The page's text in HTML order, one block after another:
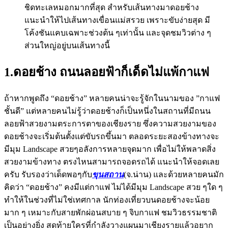
ชิดทะเลหมอกมากที่สุด สำหรับเส้นทางมาดอยช้าง
แนะนำให้ไปเส้นทางเขื่อนแม่สรวย เพราะขับง่ายสุด มี
โค้งชันแคบเฉพาะช่วงต้น ๆเท่านั้น และจุดชมวิวต่าง ๆ
ส่วนใหญ่อยู่บนเส้นทางนี้
1.ดอยช้าง ถนนลอยฟ้าก็เด็ดไม่แพ้กาแฟ
ถ้าหากพูดถึง “ดอยช้าง” หลายคนน่าจะรู้จักในนามของ ”กาแฟ
ชั้นดี” แต่หลายคนไม่รู้ว่าดอยช้างก็เป็นหนึ่งในสถานที่มีถนน
ลอยฟ้าสวยงามตระการตาของเชียงราย ซึ่งความสวยงามของ
ดอยช้างจะเริ่มต้นตั้งแต่ขับรถขึ้นมา ตลอดระยะสองข้างทางจะ
มีมุม Landscape สวยๆอลังการหลายจุดมาก เพื่อไม่ให้พลาดสิ่ง
สวยงามข้างทาง ตรงไหนสามารถจอดรถได้ แนะนำให้จอดเลย
ครับ รับรองว่าเด็ดพอๆกับขุนสถาน(จ.น่าน) และด้วยหลายคนมัก
คิดว่า “ดอยช้าง” คงมีแต่กาแฟ ไม่ได้มีมุม Landscape สวย ๆใด ๆ
ทำให้ในช่วงที่ไม่ใช่เทศกาล นักท่องเที่ยวบนดอยช้างจะน้อย
มาก ๆ เหมาะกับสายพักผ่อนสบาย ๆ จิบกาแฟ ชมวิวธรรมชาติ
เป็นอย่างยิ่ง สุดท้ายใครที่กำลังวางแผนมาเชียงรายแล้วอยาก